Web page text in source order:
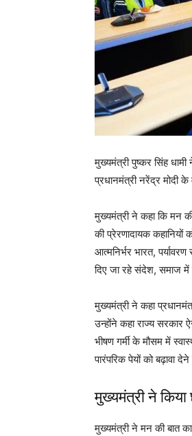
मुख्यमंत्री पुष्कर सिंह
प्रधानमंत्री नरेंद्र मोदी
मुख्यमंत्री ने कहा कि मन
की प्रेरणादायक कहानियों
आत्मनिर्भर भारत,
दिए जा रहे संदेश, समाज में
मुख्यमंत्री ने कहा
उन्होंने कहा राज्य सरकार
भीषण गर्मी के मौसम में
पारंपरिक पेयों को बढ़ावा
मुख्यमंत्री ने
मुख्यमंत्री ने मन की बात